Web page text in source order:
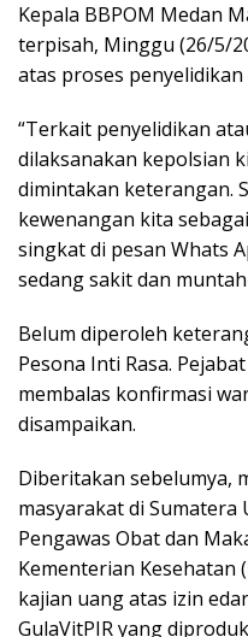
Kepala BBPOM Medan
terpisah, Minggu (26/5/
atas proses
“Terkait penyelidikan
dilaksanakan kepolsian
dimintakan keterangan.
kewenangan kita
singkat di pesan Whats
sedang sakit dan
Belum diperoleh
Pesona Inti Rasa.
membalas konfirmasi
disampaikan.
Diberitakan sebelumya,
masyarakat di Sumatera
Pengawas Obat dan
Kementerian Kesehatan
kajian uang atas izin
GulaVitPIR yang